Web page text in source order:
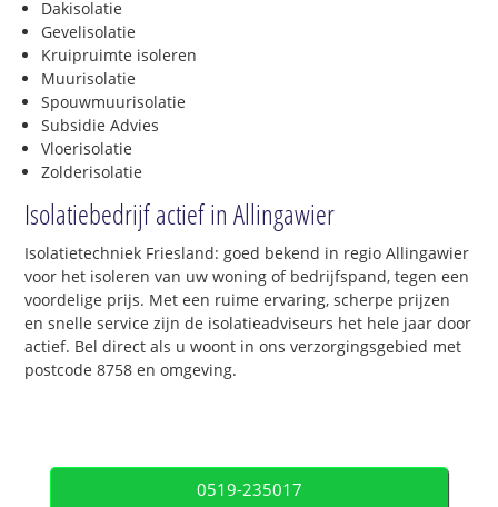
Dakisolatie
Gevelisolatie
Kruipruimte isoleren
Muurisolatie
Spouwmuurisolatie
Subsidie Advies
Vloerisolatie
Zolderisolatie
Isolatiebedrijf actief in Allingawier
Isolatietechniek Friesland: goed bekend in regio Allingawier
voor het isoleren van uw woning of bedrijfspand, tegen een
voordelige prijs. Met een ruime ervaring, scherpe prijzen
en snelle service zijn de isolatieadviseurs het hele jaar door
actief. Bel direct als u woont in ons verzorgingsgebied met
postcode 8758 en omgeving.
0519-235017